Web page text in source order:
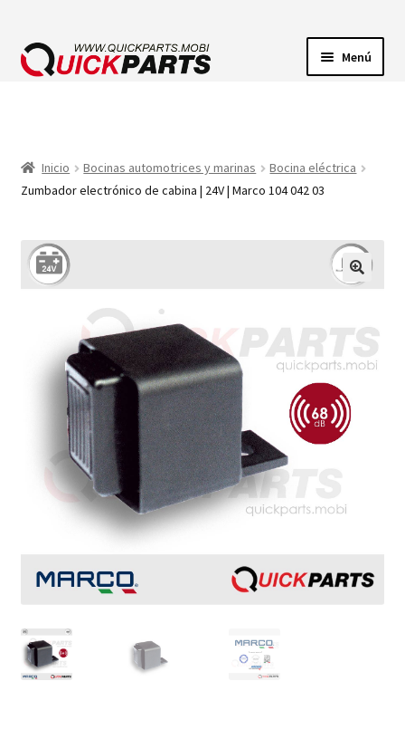
Menú
CLAXONES
Inicio Bocinas automotrices y marinas
Bocina eléctrica
Zumbador electrónico de cabina | 24V | Marco 104 042 03